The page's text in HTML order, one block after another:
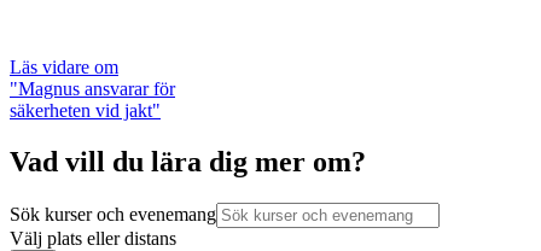
Läs vidare om
"Magnus ansvarar för
säkerheten vid jakt"
Vad vill du lära dig mer om?
Sök kurser och evenemang
Välj plats eller distans